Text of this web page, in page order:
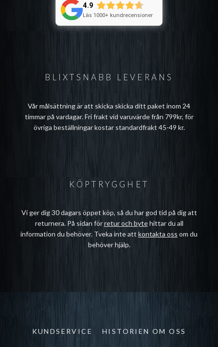
BLIXTSNABB LEVERANS
Vår målsättning är att skicka skicka ditt paket inom 24
timmar på vardagar. Fri frakt vid varuvärde från 799kr, för
övriga beställningar kostar standardfrakt 45-49 kr.
4.9
Läs 1000+ kundrecensioner
KÖPTRYGGHET
Vi ger dig 30 dagars öppet köp, så du har god tid på dig att
returnera. På sidan förretur och bytehittar du all
information du behöver. Tveka inte att kontakta oss om du
behöver hjälp.
KUNDSERVICE HISTORIEN OM OSS